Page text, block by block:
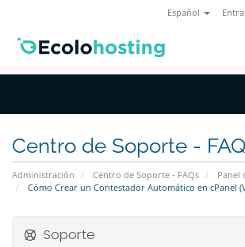
Español
Centro de Soporte -
Administración Centro de Soporte - FAQs
Panel
Cómo Crear un Contestador Automático en cPanel
Soporte